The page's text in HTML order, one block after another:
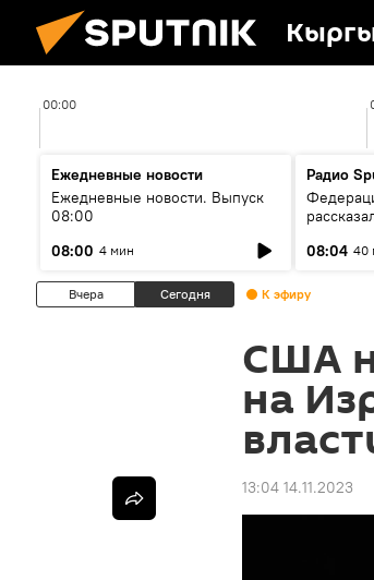
00:00
Ежедневные новости
Ежедневные новости. Выпуск
08:00
08:00 4 мин
Радио
08:04 40
Вчера Сегодня К эфиру
США
на
13:04 14.11.2023